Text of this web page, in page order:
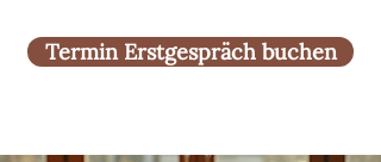
Termin Erstgespräch buchen